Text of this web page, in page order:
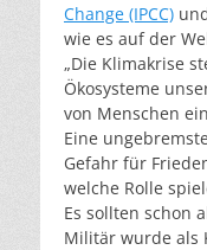
Change (IPCC)
wie es auf der
„Die Klimakrise
Ökosysteme
von Menschen
Eine
Gefahr für
welche Rolle
Es sollten schon
Militär wurde als